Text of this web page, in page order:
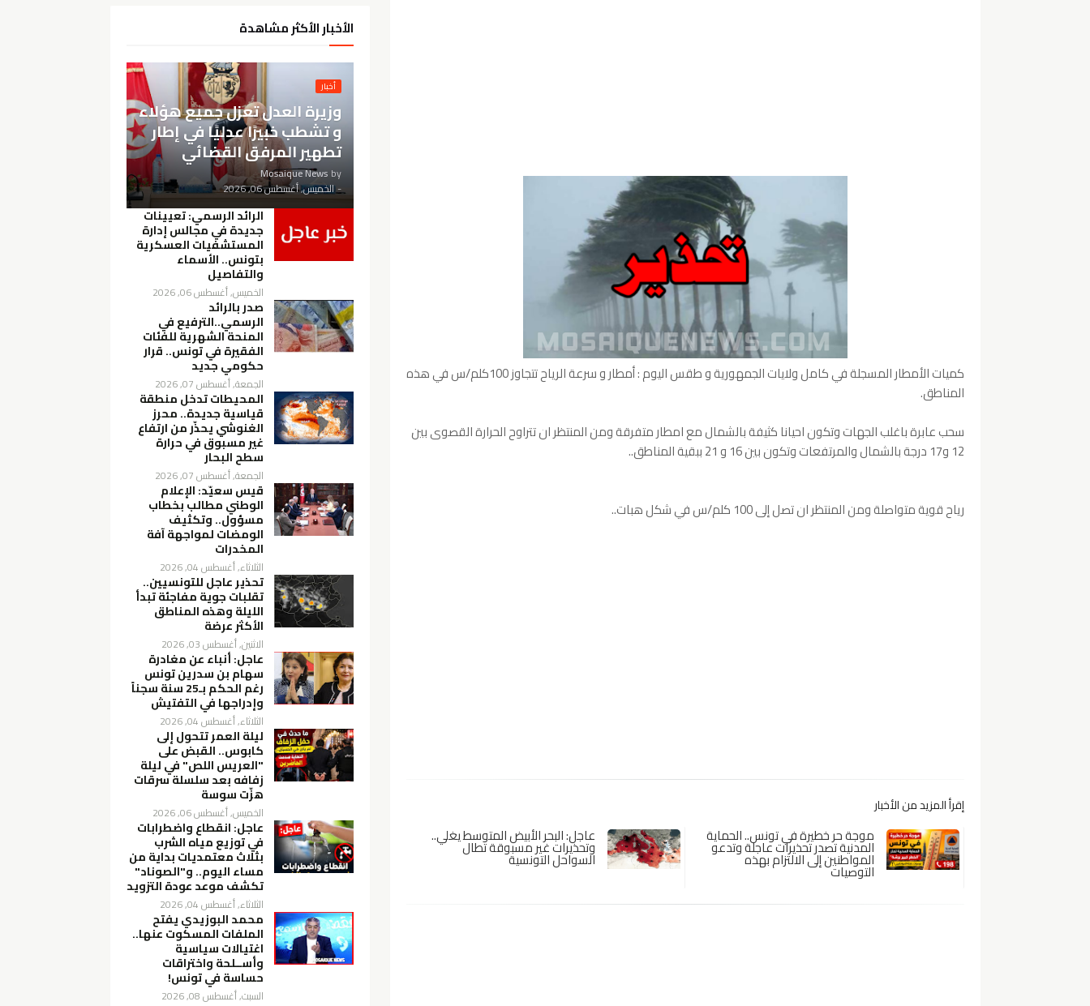
كميات الأمطار المسجلة في كامل ولايات الجمهورية و طقس اليوم : أمطار و سرعة الرياح تتجاوز 100كلم/س في هذه
المناطق.
سحب عابرة باغلب الجهات وتكون احيانا كثيفة بالشمال مع امطار متفرقة ومن المنتظر ان تتراوح الحرارة القصوى بين
12 و17 درجة بالشمال والمرتفعات وتكون بين 16 و 21 ببقية المناطق..
رياح قوية متواصلة ومن المنتظر ان تصل إلى 100 كلم/س في شكل هبات..
إقرأ المزيد من الأخبار
موجة حر خطيرة في تونس.. الحماية
المدنية تصدر تحذيرات عاجلة وتدعو
المواطنين إلى الالتزام بهذه
التوصيات
عاجل: البحر الأبيض المتوسط يغلي..
وتحذيرات غير مسبوقة تطال
السواحل التونسية
الأخبار الأكثر مشاهدة
أخبار
وزيرة العدل تعزل جميع هؤلاء
و تشطب خبيرًا عدليًا في إطار
تطهير المرفق القضائي
by
Mosaique News
-الخميس, أغسطس 06, 2026
الرائد الرسمي: تعيينات
جديدة في مجالس إدارة
المستشفيات العسكرية
بتونس.. الأسماء
والتفاصيل
الخميس, أغسطس 06, 2026
صدر بالرائد
الرسمي..الترفيع في
المنحة الشهرية للفئات
الفقيرة في تونس.. قرار
حكومي جديد
الجمعة, أغسطس 07, 2026
المحيطات تدخل منطقة
قياسية جديدة.. محرز
الغنوشي يحذّر من ارتفاع
غير مسبوق في حرارة
سطح البحار
الجمعة, أغسطس 07, 2026
قيس سعيّد: الإعلام
الوطني مطالب بخطاب
مسؤول.. وتكثيف
الومضات لمواجهة آفة
المخدرات
الثلاثاء, أغسطس 04, 2026
تحذير عاجل للتونسيين..
تقلبات جوية مفاجئة تبدأ
الليلة وهذه المناطق
الأكثر عرضة
الاثنين, أغسطس 03, 2026
عاجل: أنباء عن مغادرة
سهام بن سدرين تونس
رغم الحكم بـ25 سنة سجناً
وإدراجها في التفتيش
الثلاثاء, أغسطس 04, 2026
ليلة العمر تتحول إلى
كابوس.. القبض على
"العريس اللص" في ليلة
زفافه بعد سلسلة سرقات
هزّت سوسة
الخميس, أغسطس 06, 2026
عاجل: انقطاع واضطرابات
في توزيع مياه الشرب
بثلاث معتمديات بداية من
مساء اليوم.. و"الصوناد"
تكشف موعد عودة التزويد
الثلاثاء, أغسطس 04, 2026
محمد البوزيدي يفتح
الملفات المسكوت عنها..
اغتيالات سياسية
وأســلحة واختراقات
حساسة في تونس!
السبت, أغسطس 08, 2026